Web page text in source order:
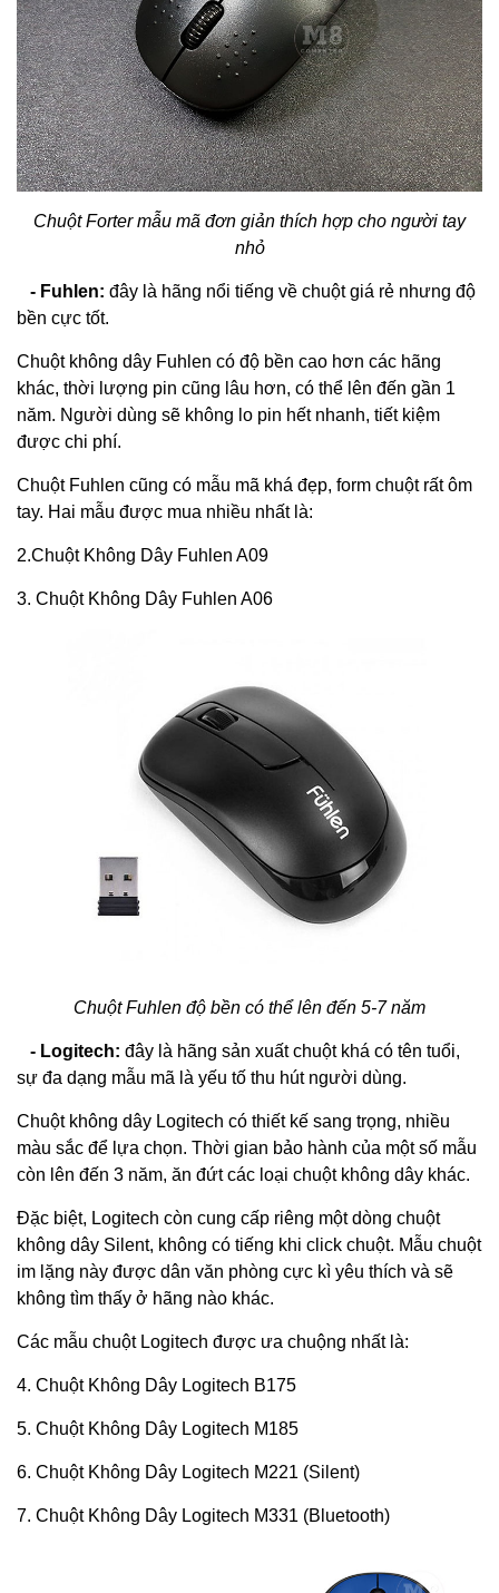
Chuột Forter mẫu mã đơn giản thích hợp cho người tay
nhỏ
- Fuhlen: đây là hãng nổi tiếng về chuột giá rẻ nhưng độ
bền cực tốt.
Chuột không dây Fuhlen có độ bền cao hơn các hãng
khác, thời lượng pin cũng lâu hơn, có thể lên đến gần 1
năm. Người dùng sẽ không lo pin hết nhanh, tiết kiệm
được chi phí.
Chuột Fuhlen cũng có mẫu mã khá đẹp, form chuột rất ôm
tay. Hai mẫu được mua nhiều nhất là:
2.Chuột Không Dây Fuhlen A09
3. Chuột Không Dây Fuhlen A06
Chuột Fuhlen độ bền có thể lên đến 5-7 năm
- Logitech: đây là hãng sản xuất chuột khá có tên tuổi,
sự đa dạng mẫu mã là yếu tố thu hút người dùng.
Chuột không dây Logitech có thiết kế sang trọng, nhiều
màu sắc để lựa chọn. Thời gian bảo hành của một số mẫu
còn lên đến 3 năm, ăn đứt các loại chuột không dây khác.
Đặc biệt, Logitech còn cung cấp riêng một dòng chuột
không dây Silent, không có tiếng khi click chuột. Mẫu chuột
im lặng này được dân văn phòng cực kì yêu thích và sẽ
không tìm thấy ở hãng nào khác.
Các mẫu chuột Logitech được ưa chuộng nhất là:
4. Chuột Không Dây Logitech B175
5. Chuột Không Dây Logitech M185
6. Chuột Không Dây Logitech M221 (Silent)
7. Chuột Không Dây Logitech M331 (Bluetooth)